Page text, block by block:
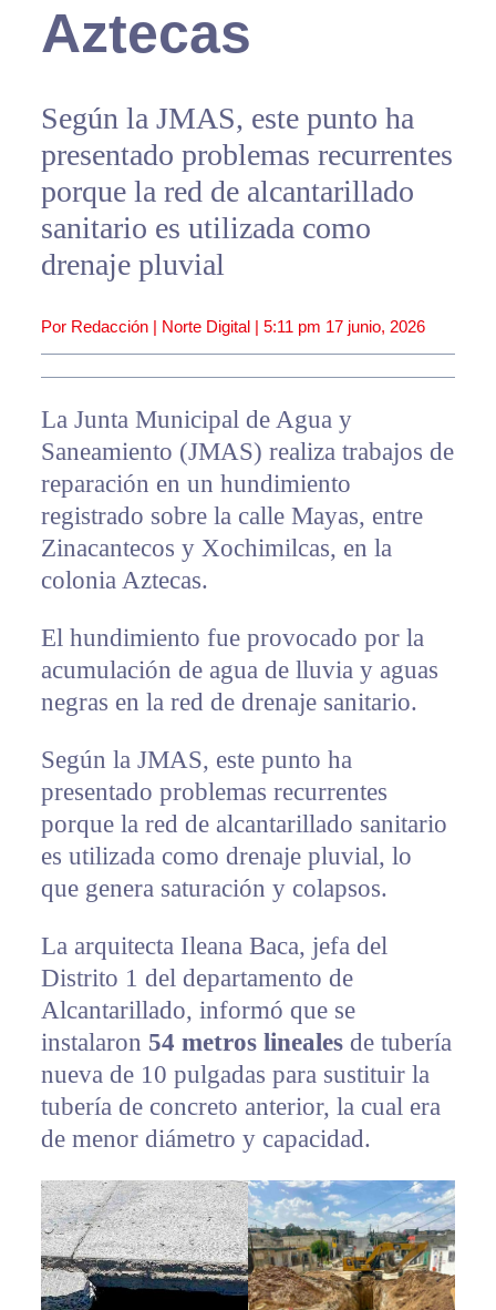
Aztecas
Según la JMAS, este punto ha
presentado problemas recurrentes
porque la red de alcantarillado
sanitario es utilizada como
drenaje pluvial
Por Redacción | Norte Digital | 5:11 pm 17 junio, 2026
La Junta Municipal de Agua y
Saneamiento (JMAS) realiza trabajos de
reparación en un hundimiento
registrado sobre la calle Mayas, entre
Zinacantecos y Xochimilcas, en la
colonia Aztecas.
El hundimiento fue provocado por la
acumulación de agua de lluvia y aguas
negras en la red de drenaje sanitario.
Según la JMAS, este punto ha
presentado problemas recurrentes
porque la red de alcantarillado sanitario
es utilizada como drenaje pluvial, lo
que genera saturación y colapsos.
La arquitecta Ileana Baca, jefa del
Distrito 1 del departamento de
Alcantarillado, informó que se
instalaron 54 metros linealesde tubería
nueva de 10 pulgadas para sustituir la
tubería de concreto anterior, la cual era
de menor diámetro y capacidad.